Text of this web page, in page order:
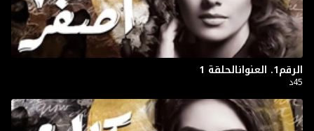
الرقم1. العنوانالحلقة 1
45د